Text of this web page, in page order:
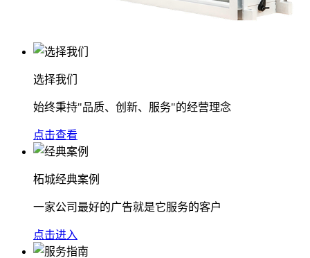
选择我们
始终秉持"品质、创新、服务"的经营理念
点击查看
柘城经典案例
一家公司最好的广告就是它服务的客户
点击进入